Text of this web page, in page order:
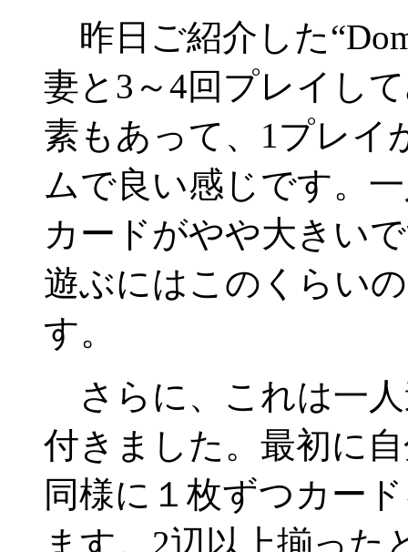
昨日ご紹介した
妻と3～4回プレイし
素もあって、1プレイ
ムで良い感じです。
カードがやや大きい
遊ぶにはこのくらい
す。
さらに、これは一
付きました。最初に
同様に１枚ずつカー
ます。2辺以上揃った